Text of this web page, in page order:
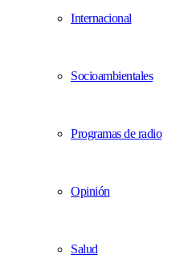
Internacional
Socioambientales
Programas de radio
Opinión
Salud